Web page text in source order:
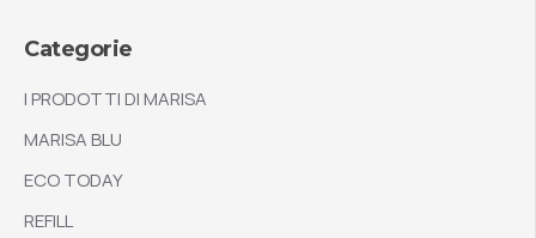
Categorie
I PRODOTTI DI MARISA
MARISA BLU
ECO TODAY
REFILL